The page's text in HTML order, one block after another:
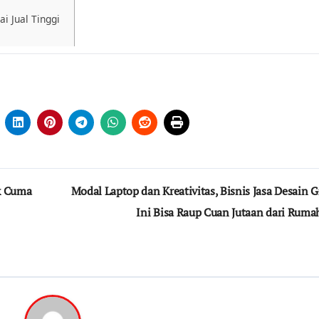
Jual Tinggi
Modal Laptop dan Kreativitas, Bisnis Jasa Desain
Ini Bisa Raup Cuan Jutaan dari